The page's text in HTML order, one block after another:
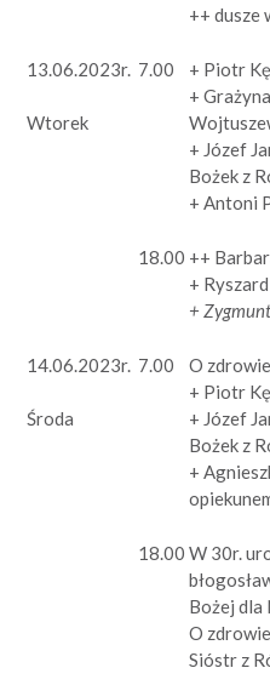
++ dusze
13.06.2023r.
Wtorek
7.00
+ Piotr
+
+ Józef
Bożek z
+ Antoni
18.00 ++
+
+
14.06.2023r.
Środa
7.00
O
+ Piotr
+ Józef
Bożek z
+
18.00 W 30r.
Bożej dla
O
Sióstr z